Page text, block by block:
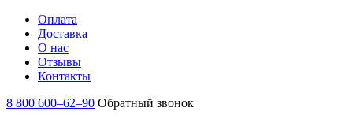
Оплата
Доставка
О нас
Отзывы
Контакты
8 800 600–62–90 Обратный звонок